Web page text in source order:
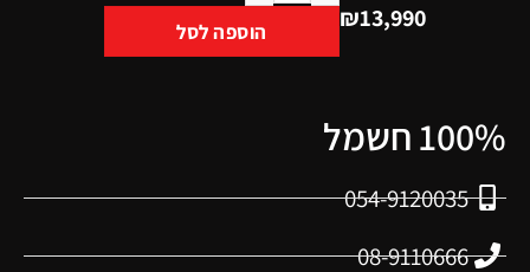
₪13,990 הוספה לסל
100% חשמל
054-9120035
08-9110666